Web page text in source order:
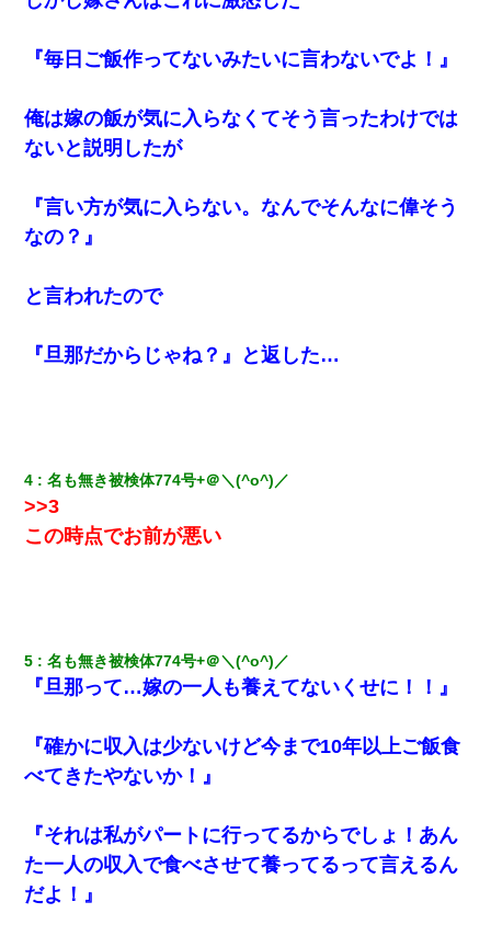
亡くなってしまい…
【悲報】お風呂で父親と姉が完全に行為してるんだが...
妻「ずっと好きだった人と一緒になりたいから、わかれてくださ
ていき、1時間後に号泣しながら出てきて…
【衝撃】ある工場に配属すると、女の人がみんな退職してしま
う。会社「仕事がハードだし田舎で娯楽も少ないからキツイの
姉旦那の友達「ほんとのパパだよ～」私のお腹を触ってほざく。
宅飲みで女友達の乳を見てしまった・・・
ずっとニートだと思ってた同居の義弟が投資で旦那より稼いでる
とか知らなかった…
三年働いてたパートを突然クビになった。しかし元職場の主要取
『毎日ご飯作ってないみたいに言わないでよ！』
俺は嫁の飯が気に入らなくてそう言ったわけでは
ないと説明したが
『言い方が気に入らない。なんでそんなに偉そう
なの？』
と言われたので
『旦那だからじゃね？』と返した…
4 名も無き被検体774号+＠＼(^o^)／
>>3
この時点でお前が悪い
5 名も無き被検体774号+＠＼(^o^)／
『旦那って…嫁の一人も養えてないくせに！！』
『確かに収入は少ないけど今まで10年以上ご飯食
べてきたやないか！』
『それは私がパートに行ってるからでしょ！あん
た一人の収入で食べさせて養ってるって言えるん
だよ！』